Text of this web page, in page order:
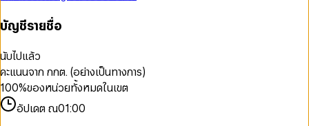
บัญชีรายชื่อ
นับไปแล้ว
คะแนนจาก กกต. (อย่างเป็นทางการ)
100%ของหน่วยทั้งหมดในเขต
อัปเดต ณ01:00